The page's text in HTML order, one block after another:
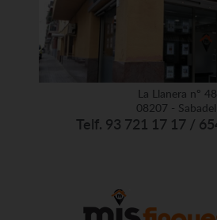
La Llanera nº 48
08207 - Sabadell
Telf. 93 721 17 17 /